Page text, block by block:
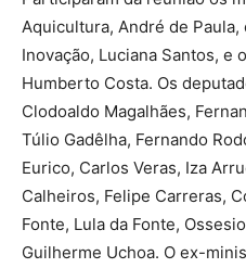
Aquicultura, André de
Inovação, Luciana Santos, e
Humberto Costa. Os
Clodoaldo Magalhães,
Túlio Gadêlha, Fernando
Eurico, Carlos Veras, Iza
Calheiros, Felipe Carreras,
Fonte, Lula da Fonte,
Guilherme Uchoa. O ex-